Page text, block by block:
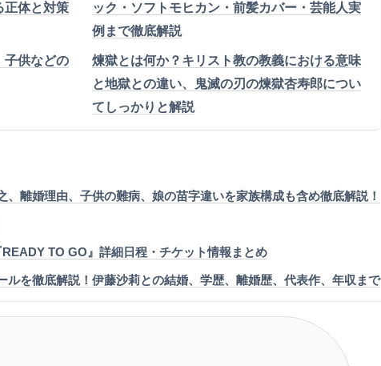
正体と対策
ック・ソフトモヒカン・前髪カバー・芸能人実
例まで徹底解説
子供などの
煉獄とは何か？キリスト教の教義における意味
と地獄との違い、鬼滅の刃の煉獄杏寿郎につい
てしっかりと解説
、離婚理由、子供の難病、娘の苗字違いを家族構成も含め徹底解説！
TO GO』詳細日程・チケット情報まとめ
ルを徹底解説！伊藤沙莉との結婚、学歴、離婚歴、代表作、年収まで